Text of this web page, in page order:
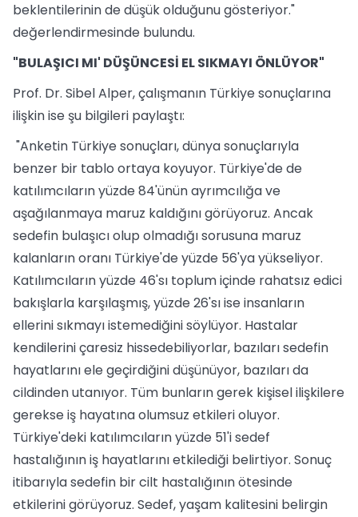
beklentilerinin de düşük olduğunu gösteriyor."
değerlendirmesinde bulundu.
"BULAŞICI MI' DÜŞÜNCESİ EL SIKMAYI ÖNLÜYOR"
Prof. Dr. Sibel Alper, çalışmanın Türkiye sonuçlarına
ilişkin ise şu bilgileri paylaştı:
"Anketin Türkiye sonuçları, dünya sonuçlarıyla
benzer bir tablo ortaya koyuyor. Türkiye'de de
katılımcıların yüzde 84'ünün ayrımcılığa ve
aşağılanmaya maruz kaldığını görüyoruz. Ancak
sedefin bulaşıcı olup olmadığı sorusuna maruz
kalanların oranı Türkiye'de yüzde 56'ya yükseliyor.
Katılımcıların yüzde 46'sı toplum içinde rahatsız edici
bakışlarla karşılaşmış, yüzde 26'sı ise insanların
ellerini sıkmayı istemediğini söylüyor. Hastalar
kendilerini çaresiz hissedebiliyorlar, bazıları sedefin
hayatlarını ele geçirdiğini düşünüyor, bazıları da
cildinden utanıyor. Tüm bunların gerek kişisel ilişkilere
gerekse iş hayatına olumsuz etkileri oluyor.
Türkiye'deki katılımcıların yüzde 51'i sedef
hastalığının iş hayatlarını etkilediği belirtiyor. Sonuç
itibarıyla sedefin bir cilt hastalığının ötesinde
etkilerini görüyoruz. Sedef, yaşam kalitesini belirgin